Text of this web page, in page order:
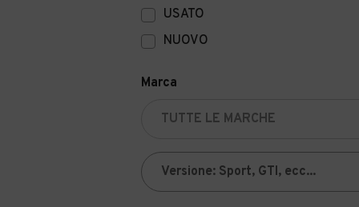
USATO
NUOVO
Marca